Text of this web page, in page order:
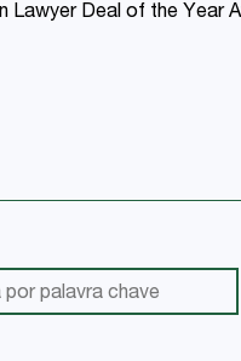
Lawyer Deal of the Year